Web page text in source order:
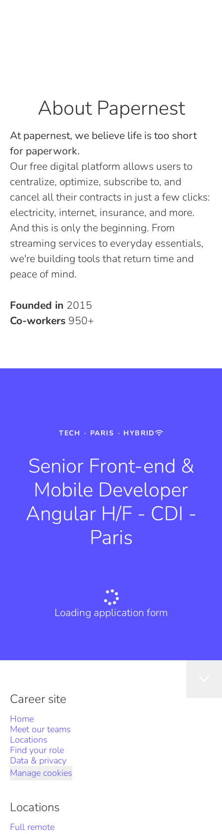
About Papernest
At papernest, we believe life is too short
for paperwork.
Our free digital platform allows users to
centralize, optimize, subscribe to, and
cancel all their contracts in just a few clicks:
electricity, internet, insurance, and more.
And this is only the beginning. From
streaming services to everyday essentials,
we're building tools that return time and
peace of mind.
Founded in 2015
Co-workers 950+
TECH · PARIS · HYBRID
Senior Front-end &
Mobile Developer
Angular H/F - CDI -
Paris
Loading application form
Career site
Home
Meet our teams
Locations
Find your role
Data & privacy
Manage cookies
Locations
Full remote